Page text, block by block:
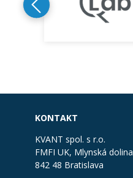
KONTAKT
KVANT spol. s r.o.
FMFI UK, Mlynská dolina
842 48 Bratislava